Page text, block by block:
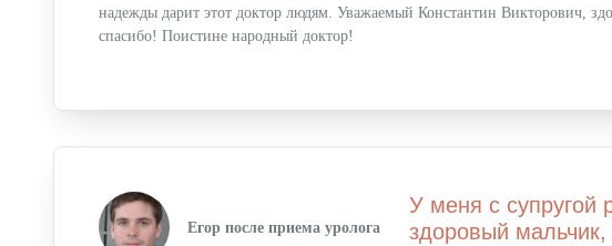
Липофилинг
Пластика ягодиц
Пластика голеней
Интимная пластика для женщин
Пластика для мужчин
надежды дарит этот доктор людям. Уважаемый Константин Викторович,
спасибо! Поистине народный доктор!
Егор после приема уролога
У меня с супругой
здоровый